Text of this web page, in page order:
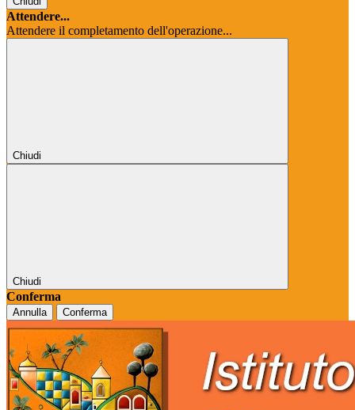
Attendere...
Attendere il completamento dell'operazione...
Chiudi
Chiudi
Conferma
Annulla Conferma